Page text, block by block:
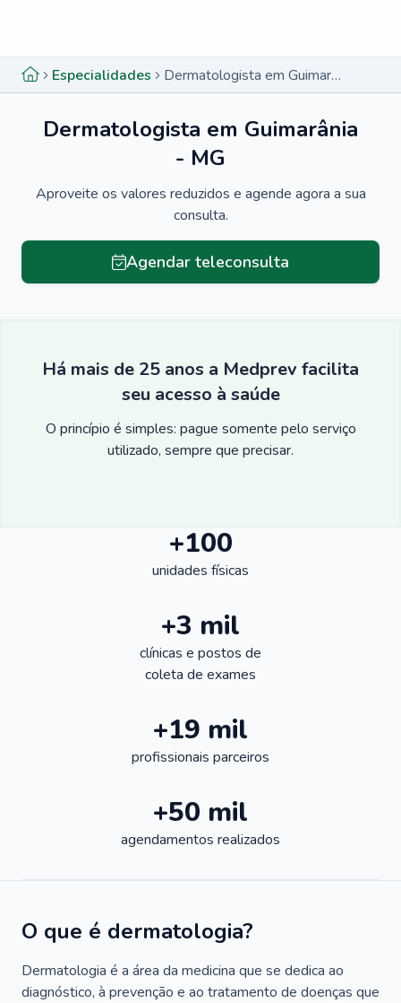
Especialidades Dermatologista em Guimarânia - MG
Dermatologista em Guimarânia
- MG
Aproveite os valores reduzidos e agende agora a sua
consulta.
Agendar teleconsulta
Há mais de 25 anos a Medprev facilita
seu acesso à saúde
O princípio é simples: pague somente pelo serviço
utilizado, sempre que precisar.
+100
unidades físicas
+3 mil
clínicas e postos de
coleta de exames
+19 mil
profissionais parceiros
+50 mil
agendamentos realizados
O que é dermatologia?
Dermatologia é a área da medicina que se dedica ao
diagnóstico, à prevenção e ao tratamento de doenças que